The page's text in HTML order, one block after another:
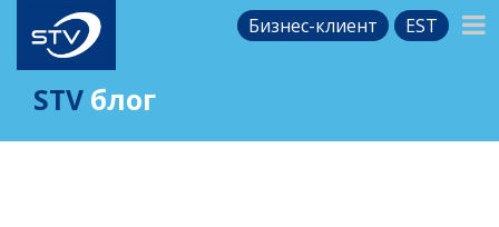
Бизнес-клиент EST
STV блог